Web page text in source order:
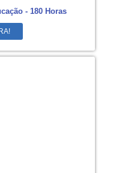
- 180 Horas